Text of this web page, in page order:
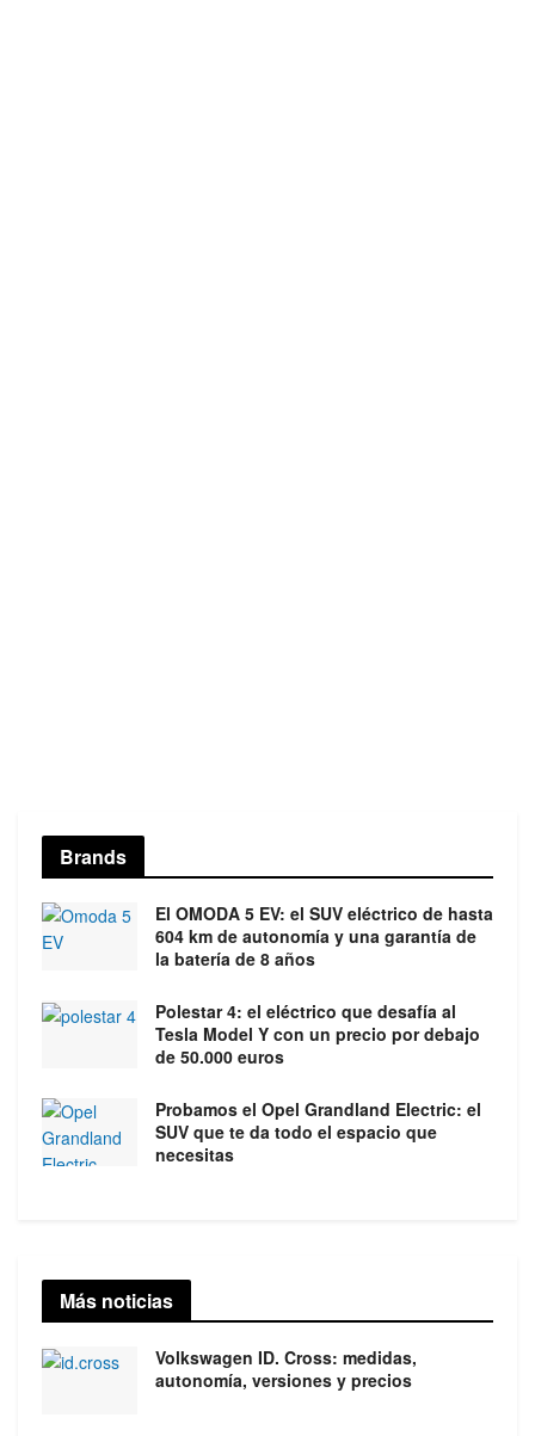
Brands
El OMODA 5 EV: el SUV eléctrico de hasta
604 km de autonomía y una garantía de
la batería de 8 años
Polestar 4: el eléctrico que desafía al
Tesla Model Y con un precio por debajo
de 50.000 euros
Probamos el Opel Grandland Electric: el
SUV que te da todo el espacio que
necesitas
Más noticias
Volkswagen ID. Cross: medidas,
autonomía, versiones y precios